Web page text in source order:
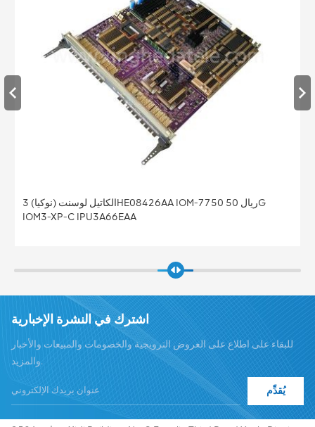
الكاتيل لوسنت (نوكيا) 3HE08426AA IOM-7750 ريال 50G
IOM3-XP-C IPU3A66EAA
اشترك في النشرة الإخبارية
للبقاء على اطلاع على العروض الترويجية والخصومات والمبيعات والأخبار
والمزيد.
يُقدِّم
+8619376997331